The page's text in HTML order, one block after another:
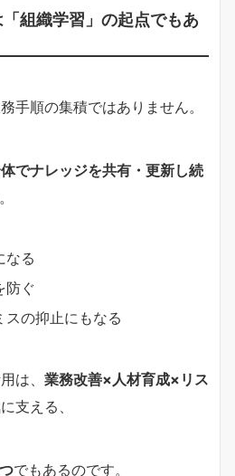
組織学習」の起点でもあ
手順の集積ではありません。
でナレッジを共有・更新し続
なる
防ぐ
の抑止にもなる
は、 業務改善×人材育成×リス
支える、
でもあるのです。